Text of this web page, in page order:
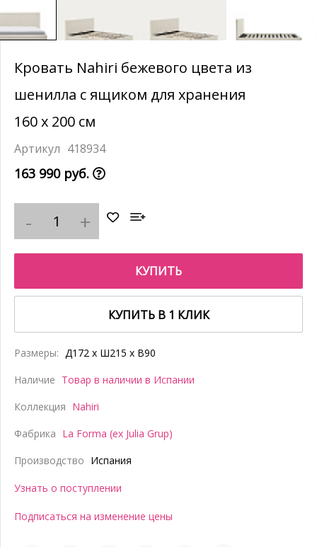
Кровать Nahiri бежевого цвета из
шенилла с ящиком для хранения
160 x 200 см
418934
163 990 руб.
КУПИТЬ
КУПИТЬ В 1 КЛИК
Размеры: Д172 x Ш215 x В90
Наличие Товар в наличии в Испании
Коллекция Nahiri
Фабрика La Forma (ex Julia Grup)
Производство Испания
Узнать о поступлении
Подписаться на изменение цены